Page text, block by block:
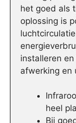
het goed als
oplossing is
installeren
afwerking en
heel
Bij